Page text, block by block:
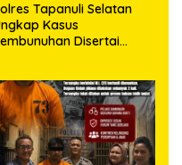
Tapanuli Selatan
Kasus
Disertai